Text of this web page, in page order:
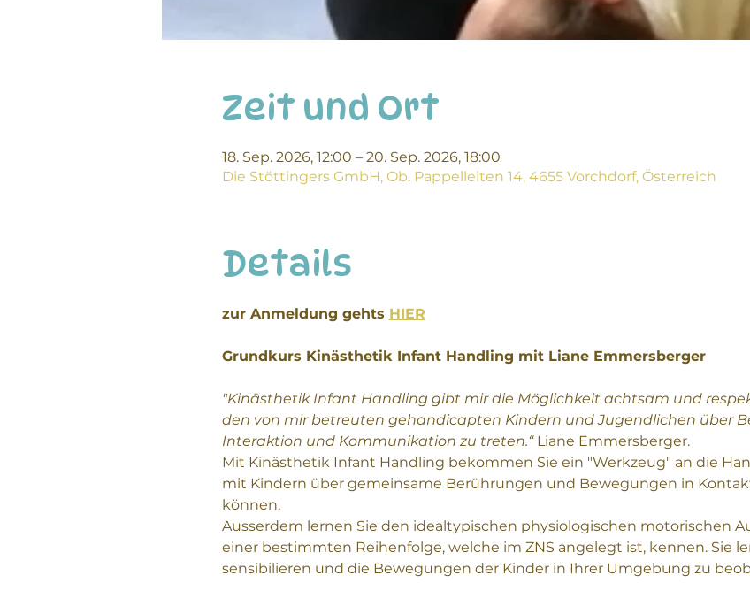
Zeit und Ort
18. Sep. 2026, 12:00 – 20. Sep. 2026, 18:00
Die Stöttingers GmbH, Ob. Pappelleiten 14, 4655 Vorchdorf, Österreich
Details
zur Anmeldung gehts HIER
Grundkurs Kinästhetik Infant Handling mit Liane Emmersberger
"Kinästhetik Infant Handling gibt mir die Möglichkeit achtsam und
den von mir betreuten gehandicapten Kindern und Jugendlichen über
Interaktion und Kommunikation zu treten.“ Liane Emmersberger.
Mit Kinästhetik Infant Handling bekommen Sie ein "Werkzeug" an die
mit Kindern über gemeinsame Berührungen und Bewegungen in
können.
Ausserdem lernen Sie den idealtypischen physiologischen motorischen
einer bestimmten Reihenfolge, welche im ZNS angelegt ist, kennen. Sie
sensibilieren und die Bewegungen der Kinder in Ihrer Umgebung zu